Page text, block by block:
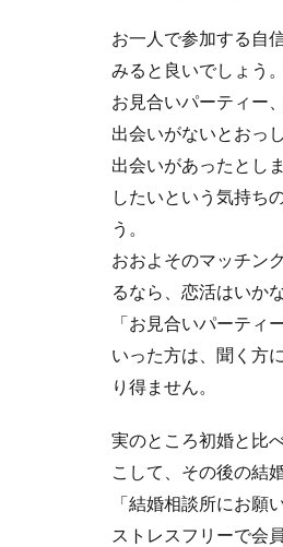
お一人で参加する自
みると良いでしょう
お見合いパーティー
出会いがないとおっ
出会いがあったとし
したいという気持ち
う。
おおよそのマッチン
るなら、恋活はいか
「お見合いパーテ
いった方は、聞く方
り得ません。
実のところ初婚と比
こして、その後の結
「結婚相談所にお
ストレスフリーで会